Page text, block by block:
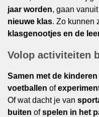
jaar worden, gaan
nieuwe klas. Zo kunnen
klasgenootjes en de
Volop activiteiten
Samen met de kinderen
voetballen of
Of wat dacht je van
buiten ofspelen in het